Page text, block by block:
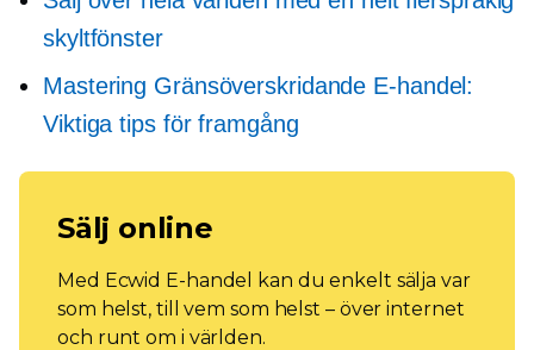
skyltfönster
Mastering Gränsöverskridande E-handel:
Viktiga tips för framgång
Sälj online
Med Ecwid E-handel kan du enkelt sälja var
som helst, till vem som helst – över internet
och runt om i världen.